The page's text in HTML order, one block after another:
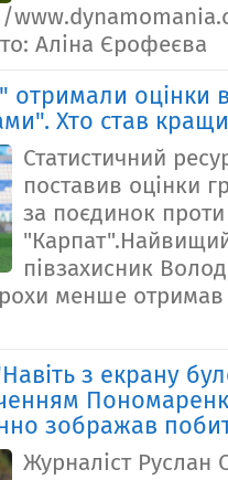
Аліна Єрофеєва
отримали оцінки
Хто став
Статистичний
поставив оцінки
за поєдинок проти
півзахисник
менше
з екрану
зображав
Журналіст Руслан